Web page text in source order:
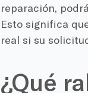
reparación,
Esto significa
real si su
¿Qué